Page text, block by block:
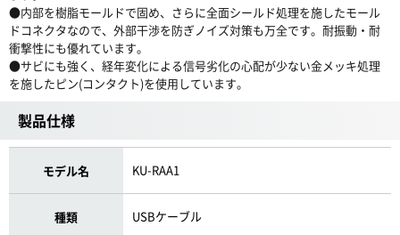
●内部を樹脂モールドで固め、さらに全面シールド処理を施したモール
ドコネクタなので、外部干渉を防ぎノイズ対策も万全です。耐振動・耐
衝撃性にも優れています。
●サビにも強く、経年変化による信号劣化の心配が少ない金メッキ処理
を施したピン(コンタクト)を使用しています。
製品仕様
モデル名 KU-RAA1
種類 USBケーブル